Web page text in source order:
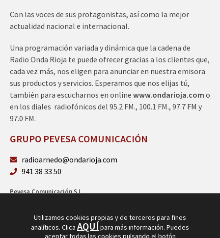
Con las voces de sus protagonistas, así como la mejor
actualidad nacional e internacional.
Una programación variada y dinámica que la cadena de
Radio Onda Rioja te puede ofrecer gracias a los clientes que,
cada vez más, nos eligen para anunciar en nuestra emisora
sus productos y servicios. Esperamos que nos elijas tú,
también para escucharnos en online www.ondarioja.com o
en los diales radiofónicos del 95.2 FM., 100.1 FM., 97.7 FM y
97.0 FM.
GRUPO PEVESA COMUNICACIÓN
radioarnedo@ondarioja.com
941 38 33 50
Pevesa Comunicación S.L.
Utilizamos cookies propias y de terceros para fines
analíticos. Clica AQUÍpara más información. Puedes
aceptar todas las cookies pulsando el botón